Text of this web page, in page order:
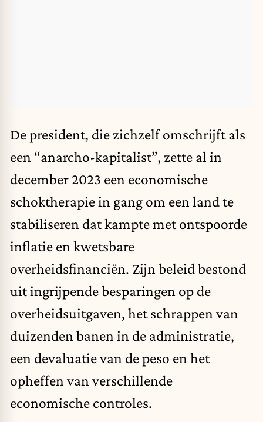
De president, die zichzelf omschrijft als
een “anarcho-kapitalist”, zette al in
december 2023 een economische
schoktherapie in gang om een land te
stabiliseren dat kampte met ontspoorde
inflatie en kwetsbare
overheidsfinanciën. Zijn beleid bestond
uit ingrijpende besparingen op de
overheidsuitgaven, het schrappen van
duizenden banen in de administratie,
een devaluatie van de peso en het
opheffen van verschillende
economische controles.